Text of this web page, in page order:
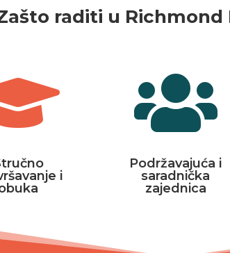
raditi u Richmond
i

Podržavajuća i
saradnička
zajednica